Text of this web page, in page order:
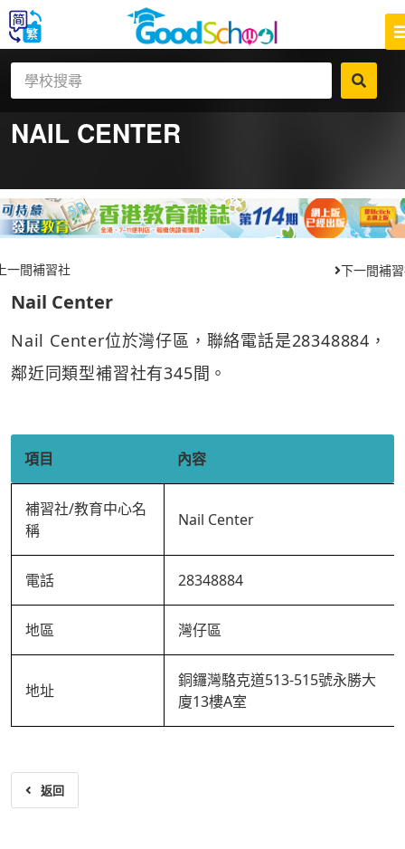
NAIL CENTER
一間補習社 下一間補
Nail Center
Nail Center位於灣仔區，聯絡電話是28348884，
鄰近同類型補習社有345間。
項目 內容
補習社/教育中心名
稱
Nail Center
電話 28348884
地區 灣仔區
地址
銅鑼灣駱克道513-515號永勝大
廈13樓A室
返回